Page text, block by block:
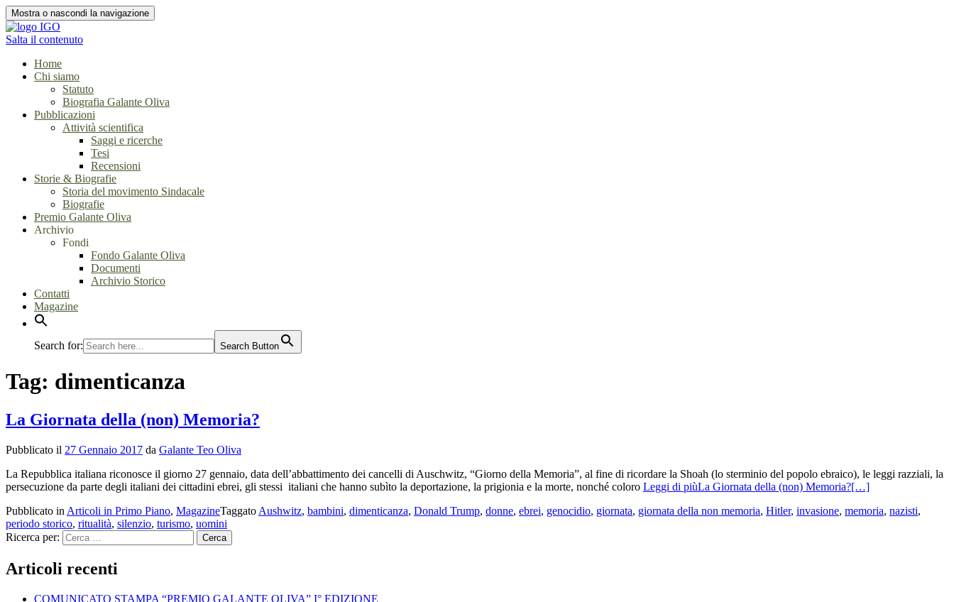
Mostra o nascondi la navigazione
Salta il contenuto
Home
Chi siamo
Statuto
Biografia Galante Oliva
Pubblicazioni
Attività scientifica
Saggi e ricerche
Tesi
Recensioni
Storie & Biografie
Storia del movimento Sindacale
Biografie
Premio Galante Oliva
Archivio
Fondi
Fondo Galante Oliva
Documenti
Archivio Storico
Contatti
Magazine
Search for: Search Button
Tag: dimenticanza
La Giornata della (non) Memoria?
Pubblicato il 27 Gennaio 2017 da Galante Teo Oliva
La Repubblica italiana riconosce il giorno 27 gennaio, data dell’abbattimento dei cancelli di Auschwitz, “Giorno della Memoria”, al fine di ricordare la Shoah (lo sterminio del popolo ebraico), le leggi razziali, la
persecuzione da parte degli italiani dei cittadini ebrei, gli stessi italiani che hanno subìto la deportazione, la prigionia e la morte, nonché coloro Leggi di piùLa Giornata della (non) Memoria?[…]
Pubblicato in Articoli in Primo Piano, MagazineTaggato Aushwitz, bambini, dimenticanza, Donald Trump, donne, ebrei, genocidio, giornata, giornata della non memoria, Hitler, invasione, memoria, nazisti,
periodo storico, ritualità, silenzio, turismo, uomini
Ricerca per:
Articoli recenti
COMUNICATO STAMPA “PREMIO GALANTE OLIVA” I° EDIZIONE